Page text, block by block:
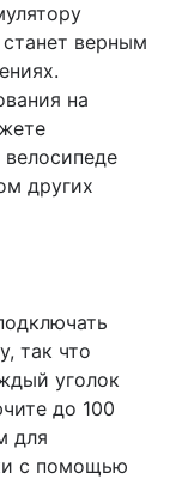
станет верным
на
других
так что
уголок
до 100
для
с помощью